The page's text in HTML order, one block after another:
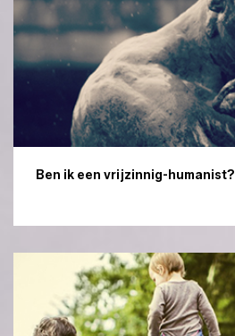
Ben ik een vrijzinnig-humanist?